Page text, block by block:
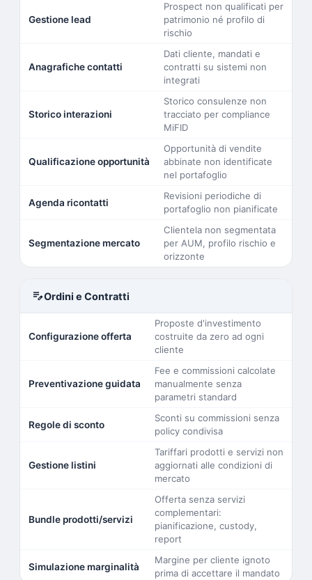
Gestione lead
Prospect non qualificati per
patrimonio né profilo di
rischio
Anagrafiche contatti
Dati cliente, mandati e
contratti su sistemi non
integrati
Storico interazioni
Storico consulenze non
tracciato per compliance
MiFID
Qualificazione opportunità
Opportunità di vendite
abbinate non identificate
nel portafoglio
Agenda ricontatti
Revisioni periodiche di
portafoglio non pianificate
Segmentazione mercato
Clientela non segmentata
per AUM, profilo rischio e
orizzonte
edit_noteOrdini e Contratti
Configurazione offerta
Proposte d'investimento
costruite da zero ad ogni
cliente
Preventivazione guidata
Fee e commissioni calcolate
manualmente senza
parametri standard
Regole di sconto
Sconti su commissioni senza
policy condivisa
Gestione listini
Tariffari prodotti e servizi non
aggiornati alle condizioni di
mercato
Bundle prodotti/servizi
Offerta senza servizi
complementari:
pianificazione, custody,
report
Simulazione marginalità
Margine per cliente ignoto
prima di accettare il mandato